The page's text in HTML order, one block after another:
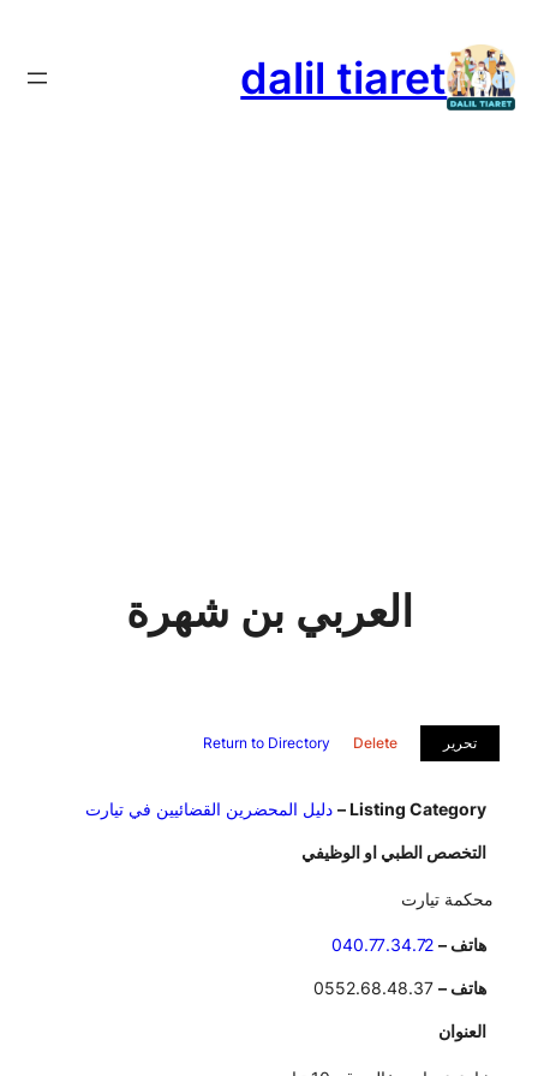
إلى
المحتوى
dalil tiaret
العربي بن شهرة
تحرير Delete
Return to Directory
Listing Category – دليل المحضرين القضائيين في تيارت
التخصص الطبي او الوظيفي
محكمة تيارت
هاتف – 040.77.34.72
هاتف – 0552.68.48.37
العنوان